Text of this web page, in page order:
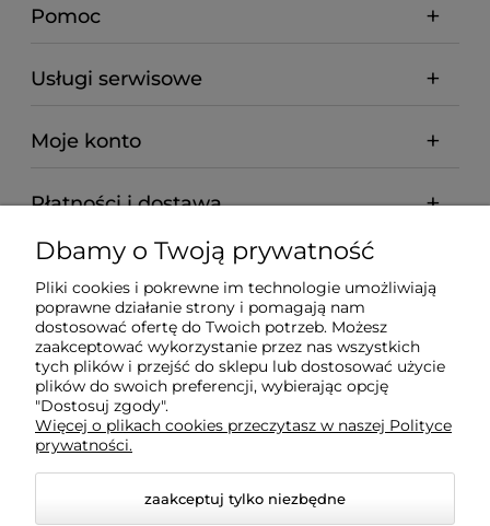
Pomoc
Usługi serwisowe
Moje konto
Płatności i dostawa
Informacje
O nas
Wyposażenie Gastronomii - Projekty Technologiczne -
Sklep Gastronomiczny - Serwis Sprzętu
Gastronomicznego | Gdańsk - Trójmiasto - Pomorskie
Dbamy o Twoją prywatność
Pliki cookies i pokrewne im technologie umożliwiają
poprawne działanie strony i pomagają nam
dostosować ofertę do Twoich potrzeb. Możesz
zaakceptować wykorzystanie przez nas wszystkich
tych plików i przejść do sklepu lub dostosować użycie
plików do swoich preferencji, wybierając opcję
"Dostosuj zgody".
Więcej o plikach cookies przeczytasz w naszej Polityce
prywatności.
zaakceptuj tylko niezbędne